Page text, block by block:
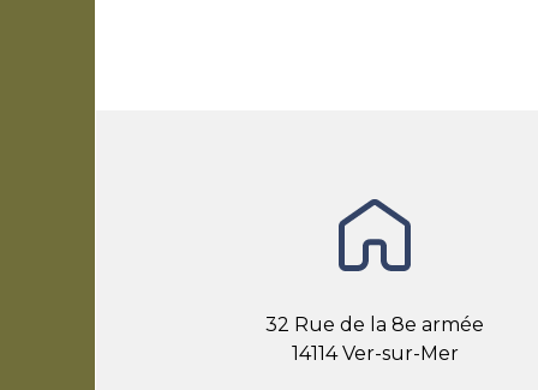
32 Rue de la 8e armée
14114 Ver-sur-Mer